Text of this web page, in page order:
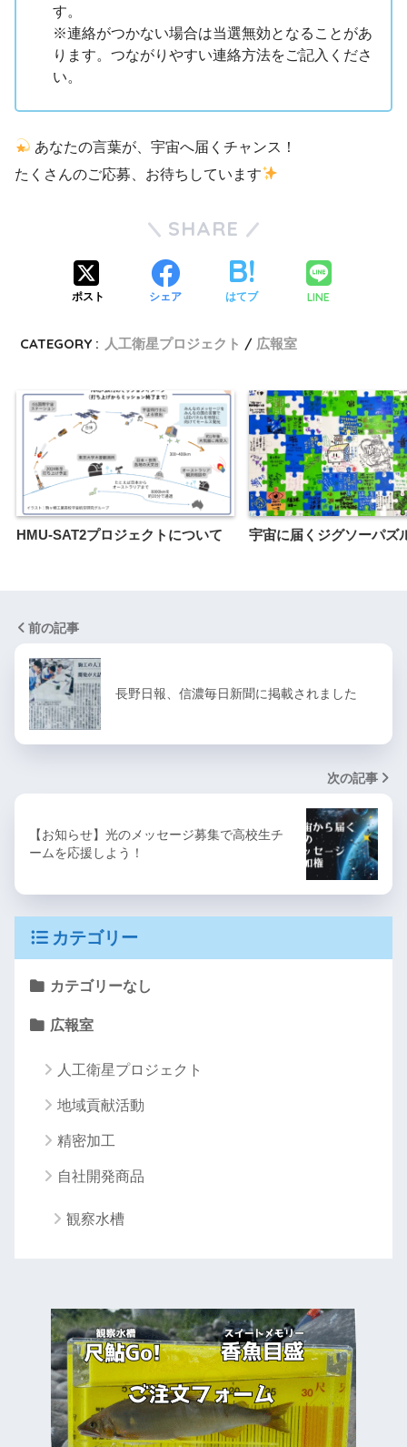
す。
※連絡がつかない場合は当選無効となることがあ
ります。つながりやすい連絡方法をご記入くださ
い。
あなたの言葉が、宇宙へ届くチャンス！
たくさんのご応募、お待ちしています
SHARE
ポスト シェア はてブ LINE
CATEGORY : 人工衛星プロジェクト 広報室
HMU-SAT2プロジェクトについて 宇宙に届くジグソーパズ
前の記事
長野日報、信濃毎日新聞に掲載されました
次の記事
【お知らせ】光のメッセージ募集で高校生チ
ームを応援しよう！
カテゴリー
カテゴリーなし
広報室
人工衛星プロジェクト
地域貢献活動
精密加工
自社開発商品
観察水槽